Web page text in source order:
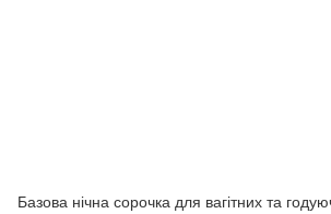
Базова нічна сорочка для вагітних та